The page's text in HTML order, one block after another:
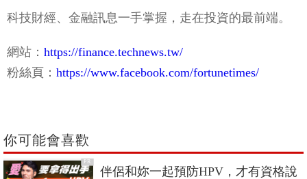
科技財經、金融訊息一手掌握，走在投資的最前端。
網站： https://finance.technews.tw/
粉絲頁： https://www.facebook.com/fortunetimes/
你可能會喜歡
PR
伴侶和妳一起預防HPV，才有資格說